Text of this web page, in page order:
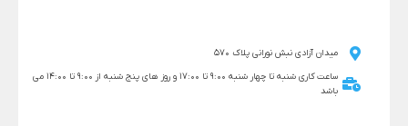
میدان آزادی نبش نورانی پلاک 570
ساعت کاری شنبه تا چهار شنبه 9:00 تا 17:00 و روز های پنج شنبه از 9:00 تا 14:00 می
باشد